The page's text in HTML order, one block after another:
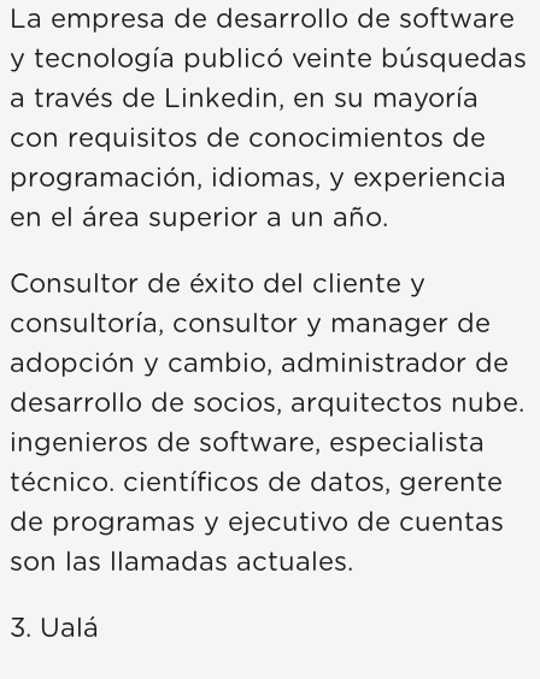
La empresa de desarrollo de software
y tecnología publicó veinte búsquedas
a través de Linkedin, en su mayoría
con requisitos de conocimientos de
programación, idiomas, y experiencia
en el área superior a un año.
Consultor de éxito del cliente y
consultoría, consultor y manager de
adopción y cambio, administrador de
desarrollo de socios, arquitectos nube.
ingenieros de software, especialista
técnico. científicos de datos, gerente
de programas y ejecutivo de cuentas
son las llamadas actuales.
3. Ualá